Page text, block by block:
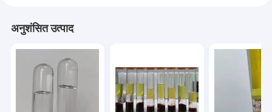
अनुशंसित उत्पाद